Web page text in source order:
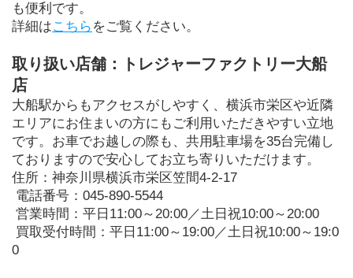
も便利です。
詳細はこちら をご覧ください。
取り扱い店舗：トレジャーファクトリー大船
店
大船駅からもアクセスがしやすく、横浜市栄区や近隣
エリアにお住まいの方にもご利用いただきやすい立地
です。お車でお越しの際も、共用駐車場を35台完備し
ておりますので安心してお立ち寄りいただけます。
住所：神奈川県横浜市栄区笠間4-2-17
電話番号：045-890-5544
営業時間：平日11:00～20:00／土日祝10:00～20:00
0